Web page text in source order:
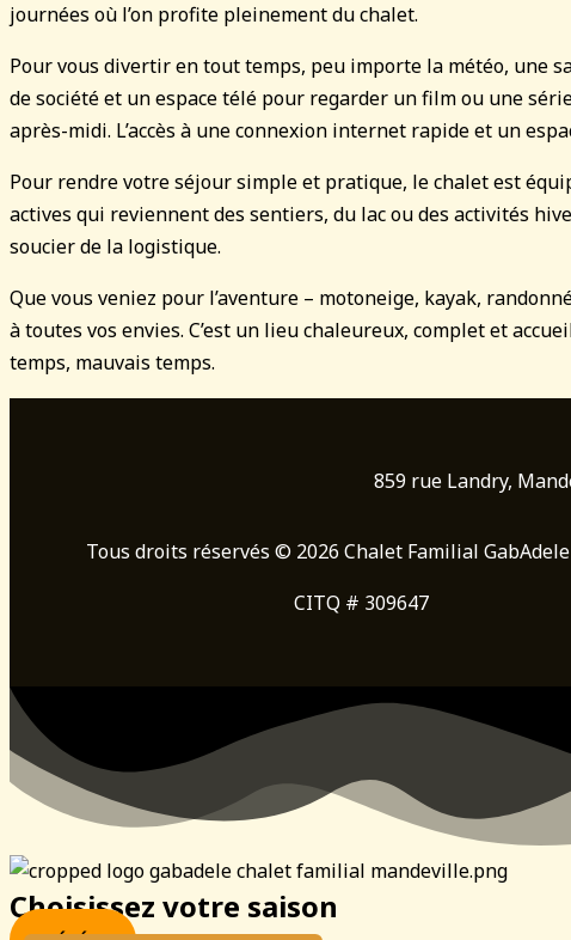
journées où l’on profite pleinement du chalet.
Pour vous divertir en tout temps, peu importe la météo, une
de société et un espace télé pour regarder un film ou une
après-midi. L’accès à une connexion internet rapide et un
Pour rendre votre séjour simple et pratique, le chalet est
actives qui reviennent des sentiers, du lac ou des activités
soucier de la logistique.
Que vous veniez pour l’aventure – motoneige, kayak,
à toutes vos envies. C’est un lieu chaleureux, complet et
temps, mauvais temps.
859 rue Landry,
Tous droits réservés © 2026 Chalet Familial GabAdele
CITQ # 309647
Choisissez votre saison